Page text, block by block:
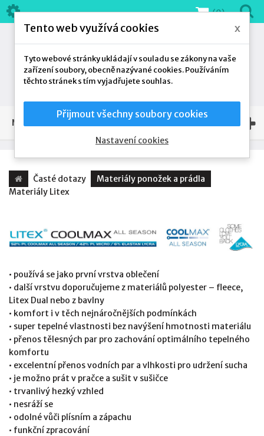
(0)
NAŠE NABÍDKA
Časté dotazy
Materiály ponožek a prádla
Materiály Litex
• používá se jako první vrstva oblečení
• další vrstvu doporučujeme z materiálů polyester – fleece,
Litex Dual nebo z bavlny
• komfort i v těch nejnáročnějších podmínkách
• super tepelné vlastnosti bez navýšení hmotnosti materiálu
• přenos tělesných par pro zachování optimálního tepelného
komfortu
• excelentní přenos vodních par a vlhkosti pro udržení sucha
• je možno prát v pračce a sušit v sušičce
• trvanlivý hezký vzhled
• nesráží se
• odolné vůči plísním a zápachu
• funkční zpracování
Tento web využívá cookies x
Tyto webové stránky ukládají v souladu se zákony na vaše
zařízení soubory, obecně nazývané cookies. Používáním
těchto stránek s tím vyjadřujete souhlas.
Přijmout všechny soubory cookies
Nastavení cookies